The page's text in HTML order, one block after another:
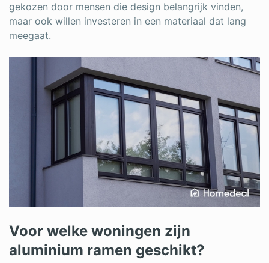
gekozen door mensen die design belangrijk vinden,
maar ook willen investeren in een materiaal dat lang
meegaat.
Voor welke woningen zijn
aluminium ramen geschikt?